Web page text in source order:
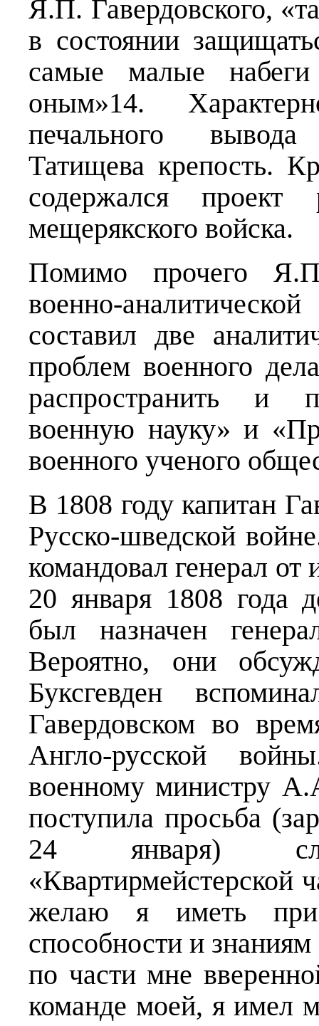
Я.П. Гавердовского,
в состоянии
самые малые набеги
оным»14.
печального вывода
Татищева крепость.
содержался проект
мещерякского войска.
Помимо прочего
военно-
составил две
проблем военного
распространить и
военную науку» и
военного ученого
В 1808 году капитан
Русско-шведской
командовал генерал
20 января 1808 года
был назначен
Вероятно, они
Буксгевден
Гавердовском во
Англо-русской
военному министру
поступила просьба
24 января)
«Квартирмейстерской
желаю я иметь
способности и
по части мне
команде моей, я имел